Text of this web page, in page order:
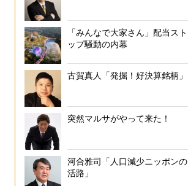
「みんなで大家さん」配当スト
ップ騒動の内幕
古賀真人「発掘！好決算銘柄」
突然マルサがやって来た！
河合雅司「人口減少ニッポンの
活路」